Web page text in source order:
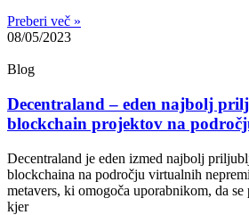
Preberi več »
08/05/2023
Blog
Decentraland – eden najbolj
blockchain projektov na
Decentraland je eden izmed najbolj
blockchaina na področju virtualnih
metavers, ki omogoča uporabnikom, da
kjer